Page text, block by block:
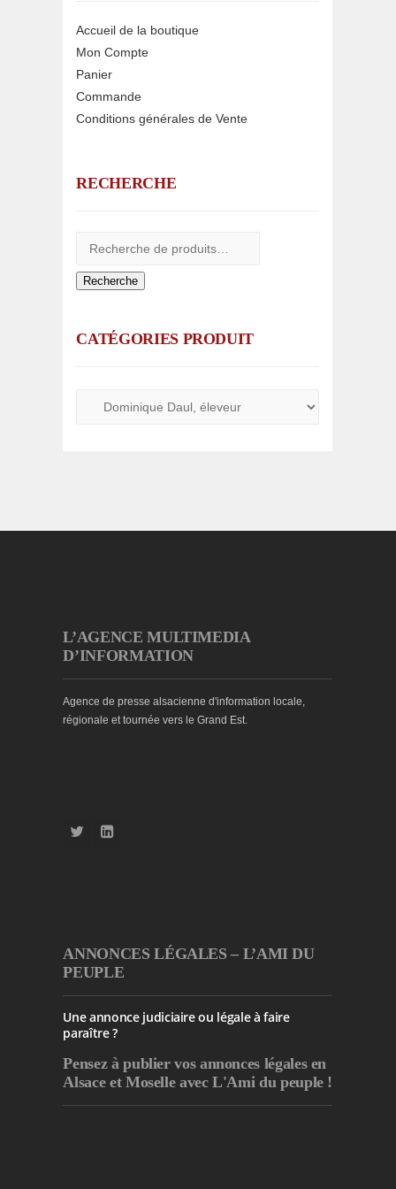
Accueil de la boutique
Mon Compte
Panier
Commande
Conditions générales de Vente
RECHERCHE
Recherche
CATÉGORIES PRODUIT
L’AGENCE MULTIMEDIA
D’INFORMATION
Agence de presse alsacienne d'information locale,
régionale et tournée vers le Grand Est.
ANNONCES LÉGALES – L’AMI DU
PEUPLE
Une annonce judiciaire ou légale à faire
paraître ?
Pensez à publiervos annonces légales en
Alsace et Moselle avec L'Ami du peuple !